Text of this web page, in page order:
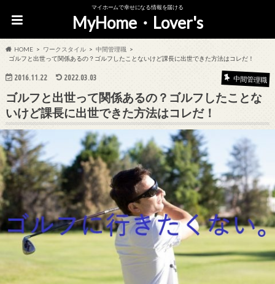
マイホームで幸せになる情報を届ける
MyHome・Lover's
HOME ワークスタイル
中間管理職
ゴルフと出世って関係あるの？ゴルフしたことないけど課長に出世できた方法はコレだ！
2016.11.22 2022.03.03 中間管理職
ゴルフと出世って関係あるの？ゴルフしたことな
いけど課長に出世できた方法はコレだ！